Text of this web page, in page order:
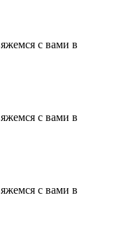
с вами в
с вами в
с вами в